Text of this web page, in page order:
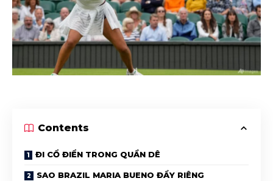
Contents
ĐI CỔ ĐIỂN TRONG QUẦN DÊ
SAO BRAZIL MARIA BUENO ĐẨY RIÊNG